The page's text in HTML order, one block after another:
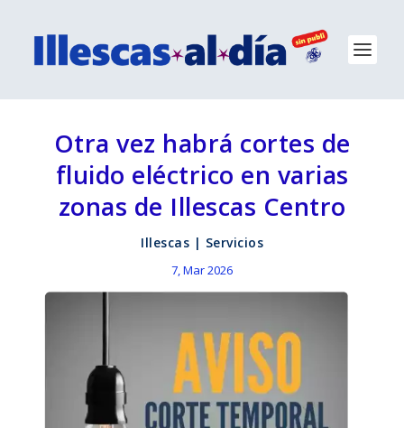
Otra vez habrá cortes de
fluido eléctrico en varias
zonas de Illescas Centro
Illescas | Servicios
7, Mar 2026